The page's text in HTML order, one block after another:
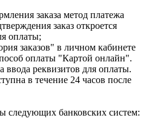
заказа метод платежа
заказ откроется
оплаты;
заказов" в личном кабинете
оплаты "Картой онлайн".
ввода реквизитов для оплаты.
в течение 24 часов после
следующих банковских систем: